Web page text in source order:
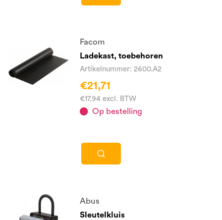
Facom
Ladekast, toebehoren
Artikelnummer: 2600.A2
€21,71
€17,94 excl. BTW
Op bestelling
Abus
Sleutelkluis